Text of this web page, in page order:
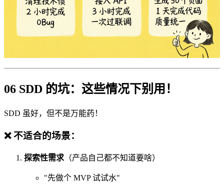
06 SDD 的坑：这些情况下别用！
SDD 虽好，但不是万能药！
❌ 不适合的场景：
探索性需求 （产品自己都不知道要啥）
"先做个 MVP 试试水"